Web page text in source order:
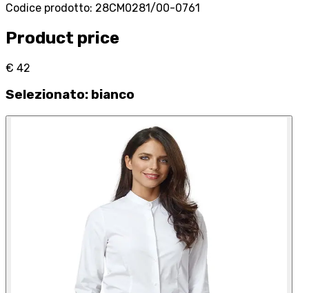
Codice prodotto: 28CM0281/00-0761
Product price
€ 42
Selezionato: bianco